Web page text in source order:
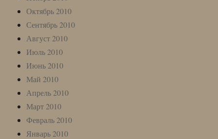
Октябрь 2010
Сентябрь 2010
Август 2010
Июль 2010
Июнь 2010
Май 2010
Апрель 2010
Март 2010
Февраль 2010
Январь 2010